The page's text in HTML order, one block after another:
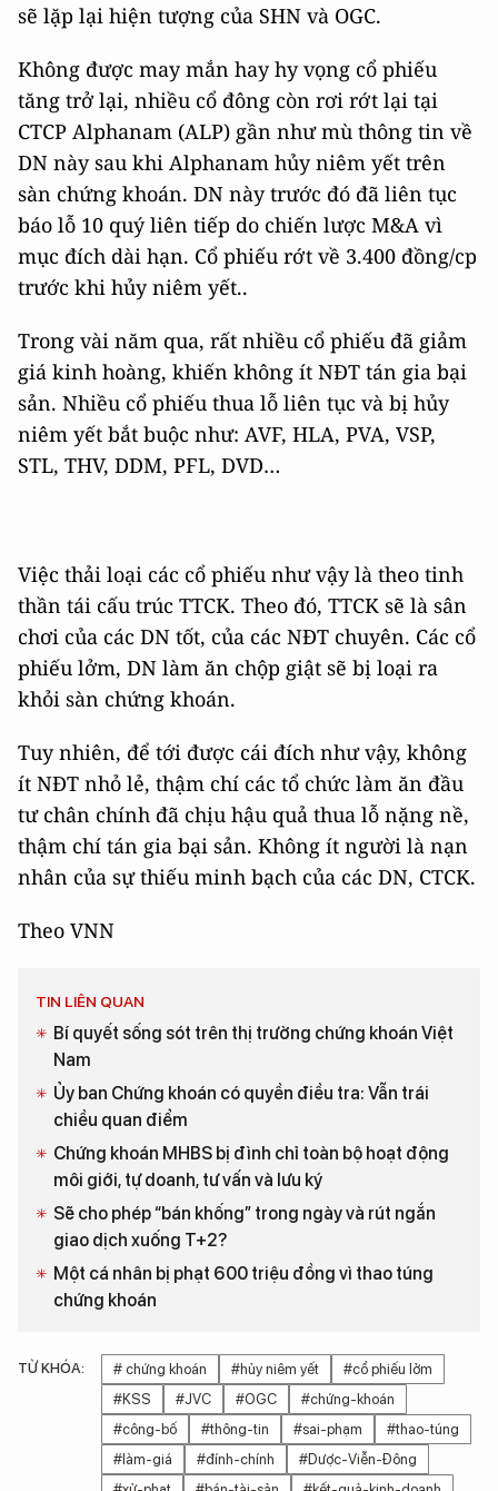
sẽ lặp lại hiện tượng của SHN và OGC.
Không được may mắn hay hy vọng cổ phiếu
tăng trở lại, nhiều cổ đông còn rơi rớt lại tại
CTCP Alphanam (ALP) gần như mù thông tin về
DN này sau khi Alphanam hủy niêm yết trên
sàn chứng khoán. DN này trước đó đã liên tục
báo lỗ 10 quý liên tiếp do chiến lược M&A vì
mục đích dài hạn. Cổ phiếu rớt về 3.400 đồng/cp
trước khi hủy niêm yết..
Trong vài năm qua, rất nhiều cổ phiếu đã giảm
giá kinh hoàng, khiến không ít NĐT tán gia bại
sản. Nhiều cổ phiếu thua lỗ liên tục và bị hủy
niêm yết bắt buộc như: AVF, HLA, PVA, VSP,
STL, THV, DDM, PFL, DVD…
Việc thải loại các cổ phiếu như vậy là theo tinh
thần tái cấu trúc TTCK. Theo đó, TTCK sẽ là sân
chơi của các DN tốt, của các NĐT chuyên. Các cổ
phiếu lởm, DN làm ăn chộp giật sẽ bị loại ra
khỏi sàn chứng khoán.
Tuy nhiên, để tới được cái đích như vậy, không
ít NĐT nhỏ lẻ, thậm chí các tổ chức làm ăn đầu
tư chân chính đã chịu hậu quả thua lỗ nặng nề,
thậm chí tán gia bại sản. Không ít người là nạn
nhân của sự thiếu minh bạch của các DN, CTCK.
Theo VNN
TIN LIÊN QUAN
Bí quyết sống sót trên thị trường chứng khoán Việt
Nam
Ủy ban Chứng khoán có quyền điều tra: Vẫn trái
chiều quan điểm
Chứng khoán MHBS bị đình chỉ toàn bộ hoạt động
môi giới, tự doanh, tư vấn và lưu ký
Sẽ cho phép “bán khống” trong ngày và rút ngắn
giao dịch xuống T+2?
Một cá nhân bị phạt 600 triệu đồng vì thao túng
chứng khoán
TỪ KHÓA: # chứng khoán #hủy niêm yết
#cổ phiếu lởm
#KSS
#JVC #OGC
#chứng-khoán
#công-bố
#thông-tin #sai-phạm
#thao-túng
#làm-giá
#đính-chính
#Dược-Viễn-Đông